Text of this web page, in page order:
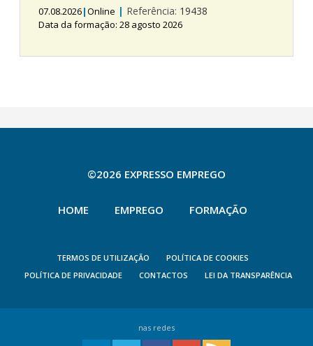
07.08.2026|Online | Referência: 19438
Data da formação: 28 agosto 2026
©2026 EXPRESSO EMPREGO
HOME EMPREGO FORMAÇÃO
TERMOS DE UTILIZAÇÃO
POLÍTICA DE COOKIES
POLÍTICA DE PRIVACIDADE
CONTACTOS LEI DA TRANSPARÊNCIA
nas redes